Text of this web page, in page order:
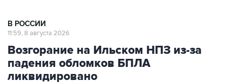
В РОССИИ
11:59, 8 августа 2026
Возгорание на Ильском НПЗ из-за
падения обломков БПЛА
ликвидировано